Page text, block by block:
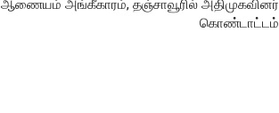
ஆணையம் அங்கீகாரம், தஞ்சாவூரில் அதிமுகவினர்
கொண்டாட்டம்